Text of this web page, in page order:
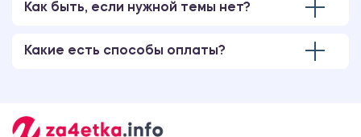
Как быть, если нужной темы нет?
Какие есть способы оплаты?